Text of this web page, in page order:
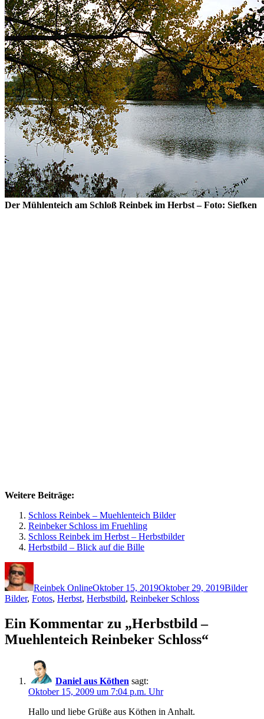
Der Mühlenteich am Schloß Reinbek im Herbst – Foto: Siefken
Weitere Beiträge:
Schloss Reinbek – Muehlenteich Bilder
Reinbeker Schloss im Fruehling
Schloss Reinbek im Herbst – Herbstbilder
Herbstbild – Blick auf die Bille
Reinbek OnlineOktober 15, 2019Oktober 29, 2019Bilder
Bilder, Fotos, Herbst, Herbstbild, Reinbeker Schloss
Ein Kommentar zu „Herbstbild –
Muehlenteich Reinbeker Schloss“
Daniel aus Köthen sagt:
Oktober 15, 2009 um 7:04 p.m. Uhr
Hallo und liebe Grüße aus Köthen in Anhalt.